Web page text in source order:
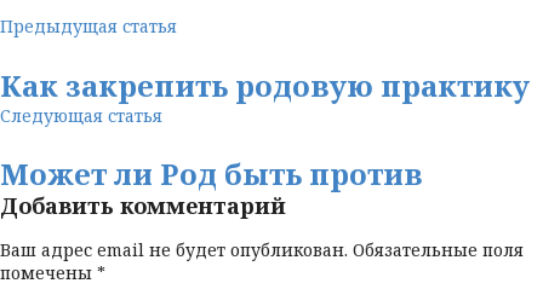
Предыдущая статья
Как закрепить родовую практику
Следующая статья
Может ли Род быть против
Добавить комментарий
Ваш адрес email не будет опубликован. Обязательные поля
помечены *